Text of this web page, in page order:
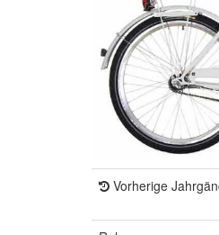
Vorherige